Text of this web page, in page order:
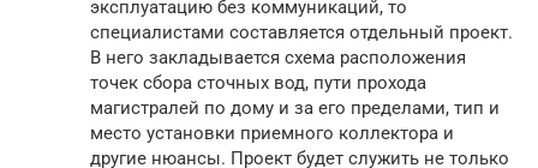
эксплуатацию без коммуникаций, то
специалистами составляется отдельный проект.
В него закладывается схема расположения
точек сбора сточных вод, пути прохода
магистралей по дому и за его пределами, тип и
место установки приемного коллектора и
другие нюансы. Проект будет служить не только